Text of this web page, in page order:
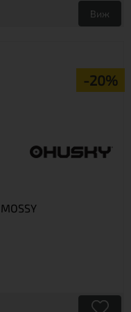
Виж
-20%